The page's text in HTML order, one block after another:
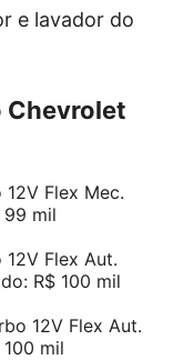
e lavador do
Chevrolet
Flex Mec.
99 mil
Flex Aut.
R$ 100 mil
12V Flex Aut.
mil